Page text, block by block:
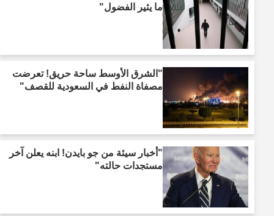
ما يثير الفضول"
"الشرق الأوسط ساحة حريق! تعرضت
مصفاة النفط في السعودية للقصف"
"أخبار سيئة من جو بايدن! ابنه يعلن آخر
مستجدات حالته"